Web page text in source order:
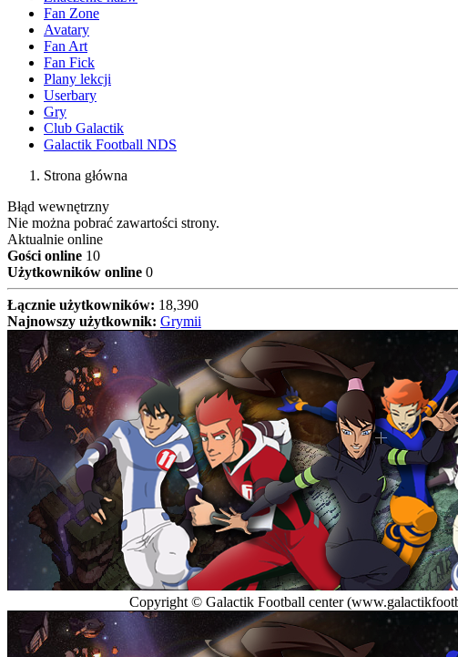
Fan Zone
Avatary
Fan Art
Fan Fick
Plany lekcji
Userbary
Gry
Club Galactik
Galactik Football NDS
Strona główna
Błąd wewnętrzny
Nie można pobrać zawartości strony.
Aktualnie online
Gości online 10
Użytkowników online 0
Łącznie użytkowników: 18,390
Najnowszy użytkownik: Grymii
Copyright © Galactik Football center